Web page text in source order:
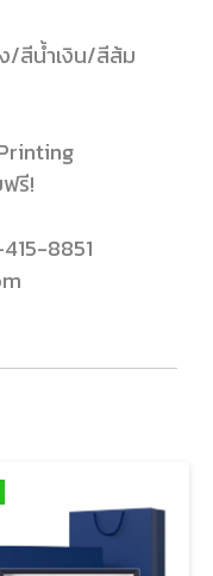
/สีน้ำเงิน/สีส้ม
รี!
8851